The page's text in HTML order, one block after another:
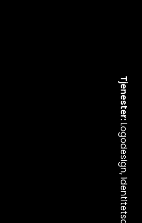
Tjenester: